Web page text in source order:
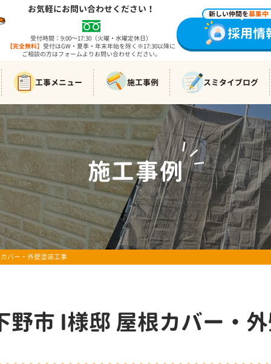
お気軽にお問い合わせください！
受付時間：9:00～17:30（火曜・水曜定休日）
【完全無料】 受付はGW・夏季・年末年始を除く※17:30以降に
ご相談の方はフォームよりお問い合わせください。
新しい仲間を募集中
採用情
工事メニュー 施工事例 スミタイブログ
施工事例
WORKS
バー・外壁塗装工事
野市 I様邸 屋根カバー・